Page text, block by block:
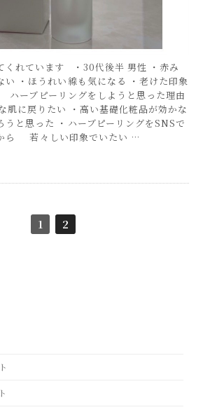
くれています ・30代後半 男性 ・赤み
い ・ほうれい線も気になる ・老けた印象
ーブピーリングをしようと思った理由
肌に戻りたい ・高い基礎化粧品が効かな
うと思った ・ハーブピーリングをSNSで
ら 若々しい印象でいたい …
1 2